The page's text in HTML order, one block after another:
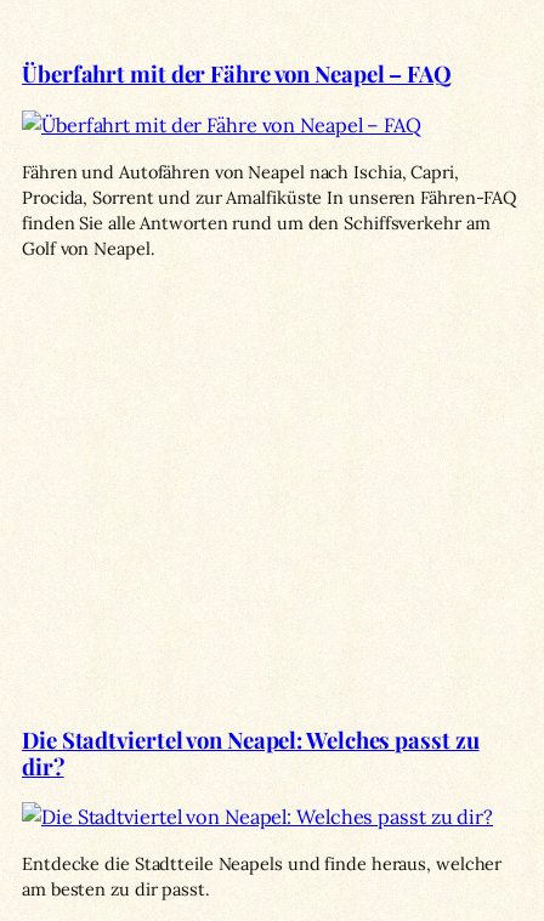
Überfahrt mit der Fähre von Neapel – FAQ
Fähren und Autofähren von Neapel nach Ischia, Capri,
Procida, Sorrent und zur Amalfiküste In unseren Fähren-FAQ
finden Sie alle Antworten rund um den Schiffsverkehr am
Golf von Neapel.
Die Stadtviertel von Neapel: Welches passt zu
dir?
Entdecke die Stadtteile Neapels und finde heraus, welcher
am besten zu dir passt.